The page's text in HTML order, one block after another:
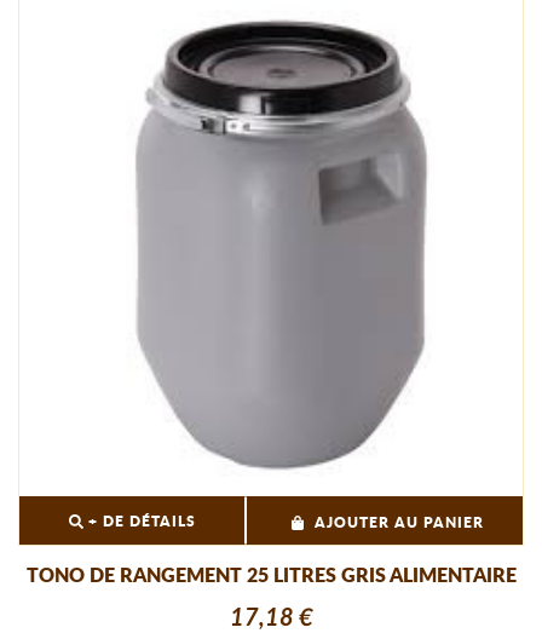
+ DE DÉTAILS AJOUTER AU PANIER
TONO DE RANGEMENT 25 LITRES GRIS ALIMENTAIRE
17,18 €